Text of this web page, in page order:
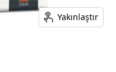
Yakınlaştır